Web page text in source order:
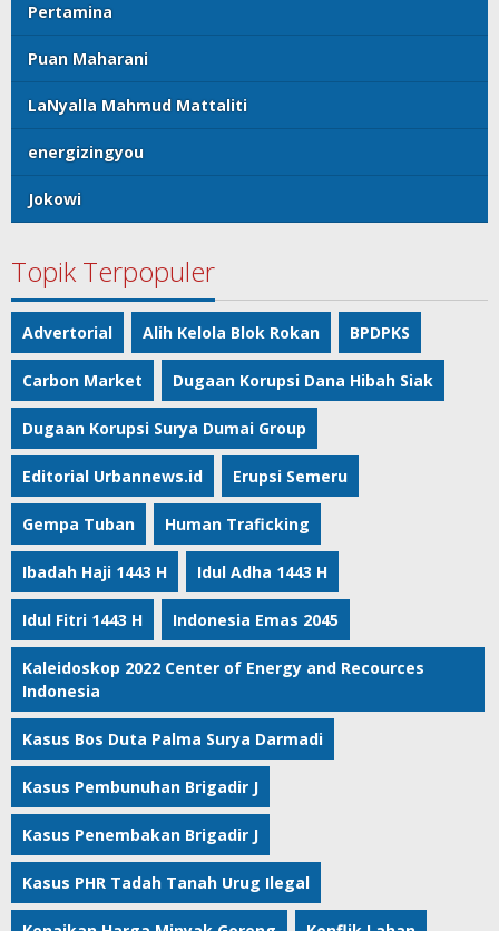
Pertamina
Puan Maharani
LaNyalla Mahmud Mattaliti
energizingyou
Jokowi
Topik Terpopuler
Advertorial Alih Kelola Blok Rokan BPDPKS
Carbon Market Dugaan Korupsi Dana Hibah Siak
Dugaan Korupsi Surya Dumai Group
Editorial Urbannews.id Erupsi Semeru
Gempa Tuban Human Traficking
Ibadah Haji 1443 H Idul Adha 1443 H
Idul Fitri 1443 H Indonesia Emas 2045
Kaleidoskop 2022 Center of Energy and Recources
Indonesia
Kasus Bos Duta Palma Surya Darmadi
Kasus Pembunuhan Brigadir J
Kasus Penembakan Brigadir J
Kasus PHR Tadah Tanah Urug Ilegal